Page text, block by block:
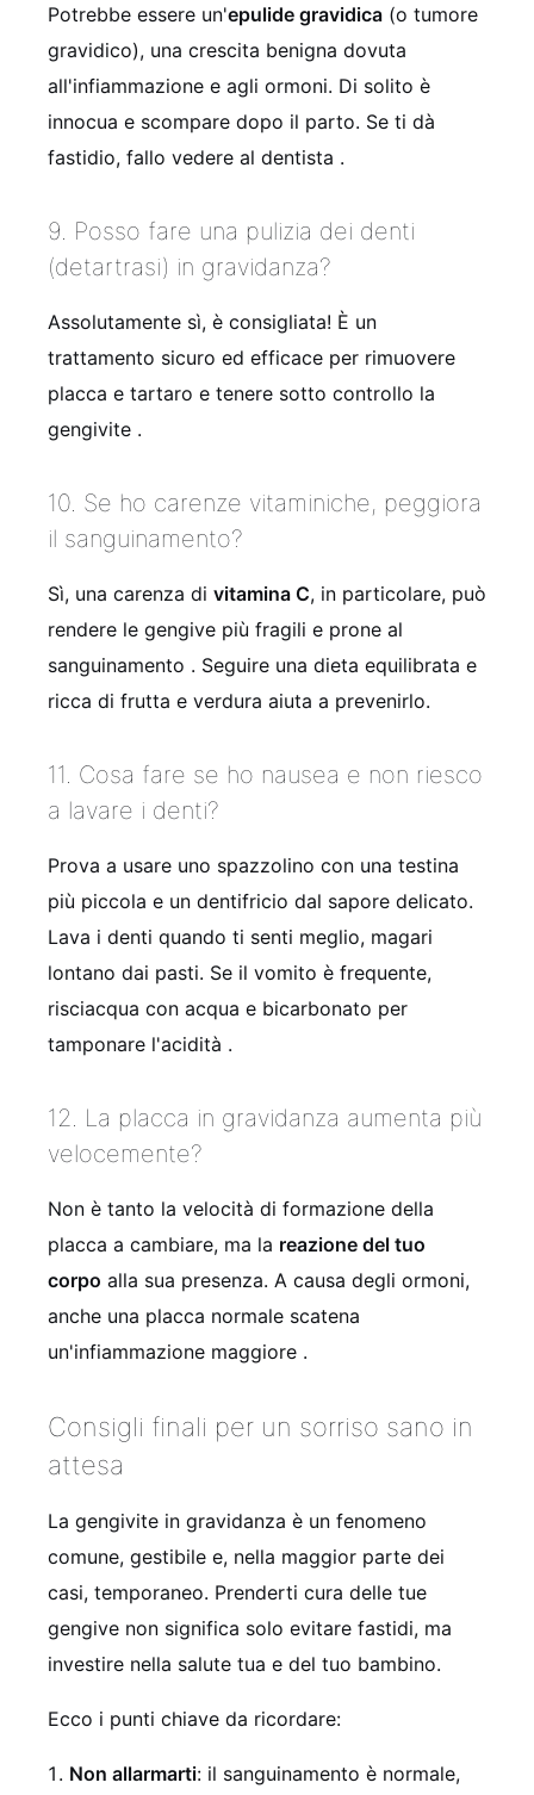
Potrebbe essere un'epulide gravidica (o tumore
gravidico), una crescita benigna dovuta
all'infiammazione e agli ormoni. Di solito è
innocua e scompare dopo il parto. Se ti dà
fastidio, fallo vedere al dentista .
9. Posso fare una pulizia dei denti
(detartrasi) in gravidanza?
Assolutamente sì, è consigliata! È un
trattamento sicuro ed efficace per rimuovere
placca e tartaro e tenere sotto controllo la
gengivite .
10. Se ho carenze vitaminiche, peggiora
il sanguinamento?
Sì, una carenza di vitamina C, in particolare, può
rendere le gengive più fragili e prone al
sanguinamento . Seguire una dieta equilibrata e
ricca di frutta e verdura aiuta a prevenirlo.
11. Cosa fare se ho nausea e non riesco
a lavare i denti?
Prova a usare uno spazzolino con una testina
più piccola e un dentifricio dal sapore delicato.
Lava i denti quando ti senti meglio, magari
lontano dai pasti. Se il vomito è frequente,
risciacqua con acqua e bicarbonato per
tamponare l'acidità .
12. La placca in gravidanza aumenta più
velocemente?
Non è tanto la velocità di formazione della
placca a cambiare, ma la reazione del tuo
corpo alla sua presenza. A causa degli ormoni,
anche una placca normale scatena
un'infiammazione maggiore .
Consigli finali per un sorriso sano in
attesa
La gengivite in gravidanza è un fenomeno
comune, gestibile e, nella maggior parte dei
casi, temporaneo. Prenderti cura delle tue
gengive non significa solo evitare fastidi, ma
investire nella salute tua e del tuo bambino.
Ecco i punti chiave da ricordare:
Non allarmarti: il sanguinamento è normale,